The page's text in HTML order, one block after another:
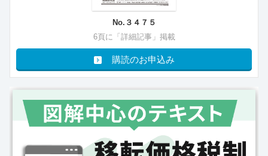
No.３４７５
6頁に「詳細記事」掲載
購読のお申込み